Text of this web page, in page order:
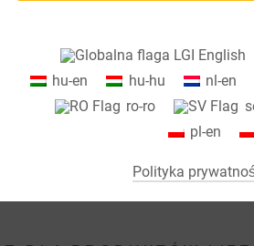
CI
podczas korzystania z usług Google
Na naszej stronie internetowej
cookie są absolutnie niezbędne do
("niezbędne"). Wszystkie inne pliki
Wybierając określone pliki cookie w
English
hu-en
hu-hu nl-en
ro-ro
pl-en
Polityka